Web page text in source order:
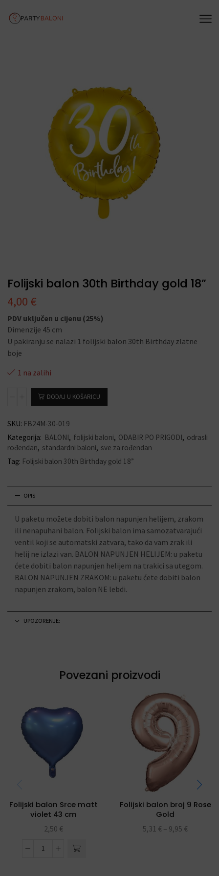
Folijski balon 30th Birthday gold 18”
4,00 €
PDV uključen u cijenu (25%)
Dimenzije 45 cm
U pakiranju se nalazi 1 folijski balon 30th Birthday zlatne
boje
1 na zalihi
DODAJ U KOŠARICU
SKU: FB24M-30-019
Kategorija: BALONI, folijski baloni, ODABIR PO PRIGODI, odrasli
rođendan, standardni baloni, sve za rođendan
Tag: Folijski balon 30th Birthday gold 18”
OPIS
U paketu možete dobiti balon napunjen helijem, zrakom
ili nenapuhani balon. Folijski balon ima samozatvarajući
ventil koji se automatski zatvara, tako da vam zrak ili
helij ne izlazi van. BALON NAPUNJEN HELIJEM: u paketu
ćete dobiti balon napunjen helijem na trakici sa utegom.
BALON NAPUNJEN ZRAKOM: u paketu ćete dobiti balon
napunjen zrakom, balon NE lebdi.
UPOZORENJE:
Povezani proizvodi
Folijski balon Srce matt
violet 43 cm
2,50 €
Folijski balon broj 9 Rose
Gold
5,31 € – 9,95 €